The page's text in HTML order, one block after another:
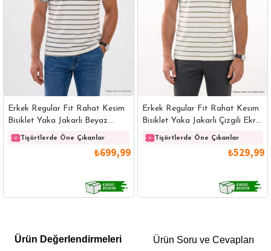
Erkek Regular Fit Rahat Kesim
Bisiklet Yaka Jakarlı Beyaz
Üzeri Siyah Çizgili Tişört
Tişörtlerde Öne Çıkanlar
₺699,99
Erkek Regular Fit Rahat Kesim
Bisiklet Yaka Jakarlı Çizgili Ekru
Tişört
Tişörtlerde Öne Çıkanlar
₺529,99
POLO YAKA T-SHIRT KEMER BOXER
Ürün Değerlendirmeleri Ürün Soru ve Cevapları